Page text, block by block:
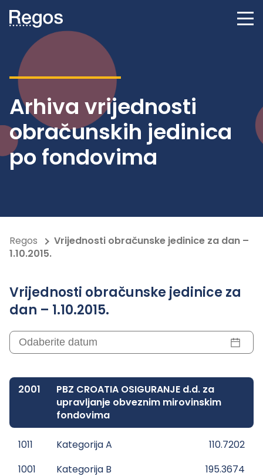
Arhiva vrijednosti
obračunskih jedinica
po fondovima
Regos
Vrijednosti obračunske jedinice za dan –
1.10.2015.
Vrijednosti obračunske jedinice za
dan – 1.10.2015.
2001
PBZ CROATIA OSIGURANJE d.d. za
upravljanje obveznim mirovinskim
fondovima
1011 Kategorija A
110.7202
1001
Kategorija B
195.3674